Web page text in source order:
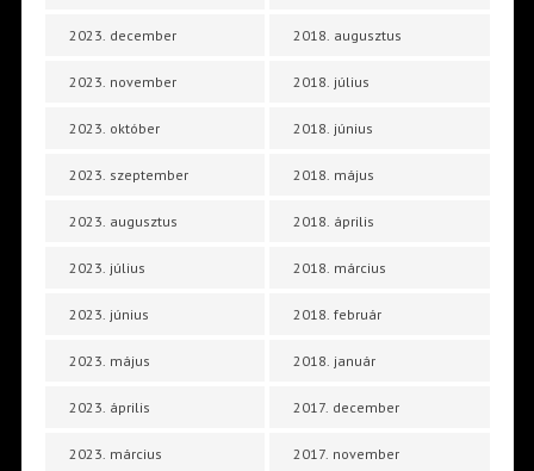
2023. december
2023. november
2023. október
2023. szeptember
2023. augusztus
2023. július
2023. június
2023. május
2023. április
2023. március
2018. augusztus
2018. július
2018. június
2018. május
2018. április
2018. március
2018. február
2018. január
2017. december
2017. november